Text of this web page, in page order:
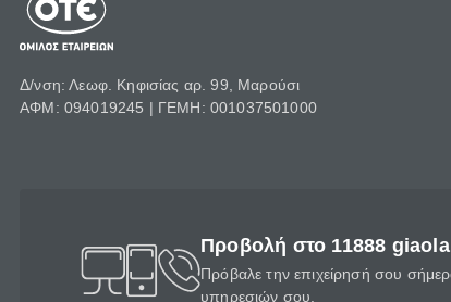
Δ/νση: Λεωφ. Κηφισίας αρ. 99, Μαρούσι
ΑΦΜ: 094019245 | ΓΕΜΗ: 001037501000
Προβολή στο 11888 giaola
Πρόβαλε την επιχείρησή σου
υπηρεσιών σου.